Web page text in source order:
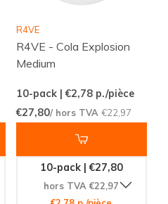
R4VE
R4VE - Cola Explosion
Medium
10-pack | €2,78p./pièce
€27,80/ hors TVA €22,97
10-pack | €27,80
hors TVA €22,97